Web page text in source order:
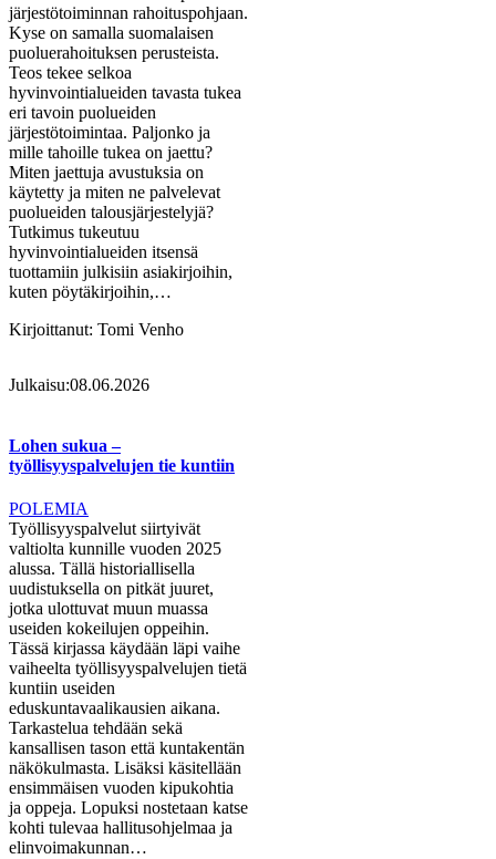
järjestötoiminnan rahoituspohjaan.
Kyse on samalla suomalaisen
puoluerahoituksen perusteista.
Teos tekee selkoa
hyvinvointialueiden tavasta tukea
eri tavoin puolueiden
järjestötoimintaa. Paljonko ja
mille tahoille tukea on jaettu?
Miten jaettuja avustuksia on
käytetty ja miten ne palvelevat
puolueiden talousjärjestelyjä?
Tutkimus tukeutuu
hyvinvointialueiden itsensä
tuottamiin julkisiin asiakirjoihin,
kuten pöytäkirjoihin,…
Kirjoittanut: Tomi Venho
Julkaisu:08.06.2026
Lohen sukua –
työllisyyspalvelujen tie kuntiin
POLEMIA
Työllisyyspalvelut siirtyivät
valtiolta kunnille vuoden 2025
alussa. Tällä historiallisella
uudistuksella on pitkät juuret,
jotka ulottuvat muun muassa
useiden kokeilujen oppeihin.
Tässä kirjassa käydään läpi vaihe
vaiheelta työllisyyspalvelujen tietä
kuntiin useiden
eduskuntavaalikausien aikana.
Tarkastelua tehdään sekä
kansallisen tason että kuntakentän
näkökulmasta. Lisäksi käsitellään
ensimmäisen vuoden kipukohtia
ja oppeja. Lopuksi nostetaan katse
kohti tulevaa hallitusohjelmaa ja
elinvoimakunnan…